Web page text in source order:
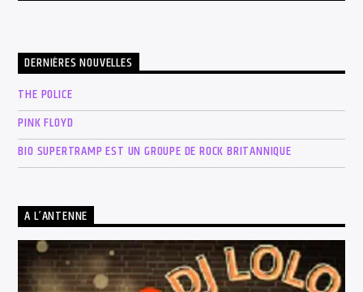
DERNIÈRES NOUVELLES
THE POLICE
PINK FLOYD
BIO SUPERTRAMP EST UN GROUPE DE ROCK BRITANNIQUE
A L’ANTENNE